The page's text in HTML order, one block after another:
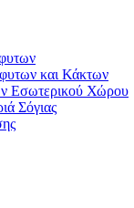
και Κάκτων
Εσωτερικού Χώρου
Σόγιας